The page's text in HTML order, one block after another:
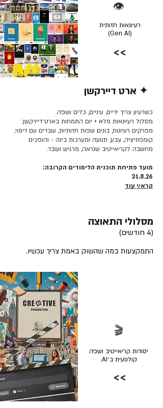
👁️
רעיונאות חזותית
(Gen AI)
>>
✦ ארט דיירקשן
כשרעיון צריך ידיים, עיניים, כלים ושפה.
מסלול רעיונאות מלא + יום התמחות בארט־דיירקשן:
מפרקים רעיונות, בונים שפות חזותיות, עובדים עם דימוי,
קומפוזיציה, צבע, תנועה ומערכות בינה - והופכים
מחשבה לקריאייטיב שנראה, מרגיש ועובד.
מועד פתיחת תוכנית הלימודים הקרובה:
31.8.26
קרא/י עוד
מסלולי התאוצה
(4 חודשים)
התמקצעות במה שהשוק באמת צריך עכשיו.
🎬
יסודות קריאייטיב ושפה
קולנועית ב־AI.
>>